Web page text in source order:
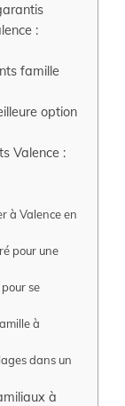
:
famille
option
Valence :
à Valence en
pour une
se
à
dans un
à